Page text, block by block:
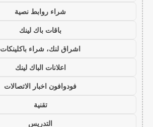
شراء روابط نصية
باقات باك لينك
اشراق لنك، شراء باكلينكات
اعلانات الباك لينك
فودوافون اخبار الاتصالات
تقنية
التدريس